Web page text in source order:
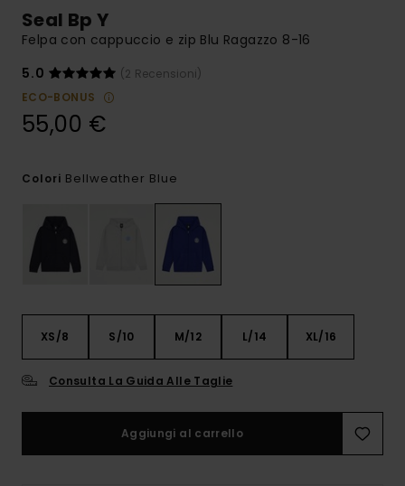
Seal Bp Y
Felpa con cappuccio e zip Blu Ragazzo 8-16
5.0
(2 Recensioni)
ECO-BONUS
55,00 €
Colori Bellweather Blue
XS/8 S/10 M/12 L/14 XL/16
Consulta La Guida Alle Taglie
Aggiungi al carrello